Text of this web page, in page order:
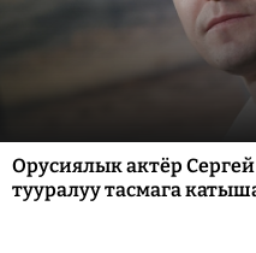
Орусиялык актёр
тууралуу тасмага